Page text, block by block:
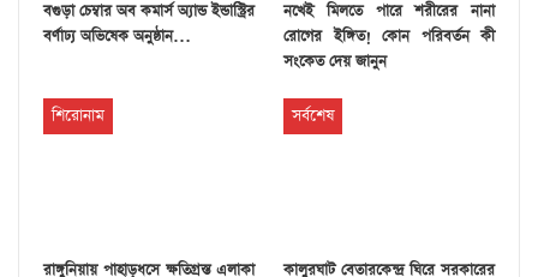
বগুড়া চেম্বার অব কমার্স অ্যান্ড ইন্ডাস্ট্রির
বর্ণাঢ্য অভিষেক অনুষ্ঠান…
নখেই মিলতে পারে শরীরের নানা
রোগের ইঙ্গিত! কোন পরিবর্তন কী
সংকেত দেয় জানুন
শিরোনাম
রাঙ্গুনিয়ায় পাহাড়ধসে ক্ষতিগ্রস্ত এলাকা
সর্বশেষ
কালুরঘাট বেতারকেন্দ্র ঘিরে সরকারের